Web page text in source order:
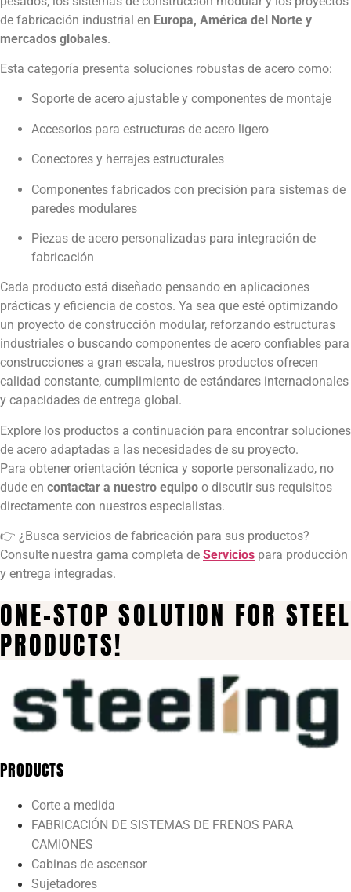
de fabricación industrial en Europa, América del Norte y
mercados globales.
Esta categoría presenta soluciones robustas de acero como:
Soporte de acero ajustable y componentes de montaje
Accesorios para estructuras de acero ligero
Conectores y herrajes estructurales
Componentes fabricados con precisión para sistemas de
paredes modulares
Piezas de acero personalizadas para integración de
fabricación
Cada producto está diseñado pensando en aplicaciones
prácticas y eficiencia de costos. Ya sea que esté optimizando
un proyecto de construcción modular, reforzando estructuras
industriales o buscando componentes de acero confiables para
construcciones a gran escala, nuestros productos ofrecen
calidad constante, cumplimiento de estándares internacionales
y capacidades de entrega global.
Explore los productos a continuación para encontrar soluciones
de acero adaptadas a las necesidades de su proyecto.
Para obtener orientación técnica y soporte personalizado, no
dude en contactar a nuestro equipo o discutir sus requisitos
directamente con nuestros especialistas.
👉 ¿Busca servicios de fabricación para sus productos?
Consulte nuestra gama completa de Servicios para producción
y entrega integradas.
ONE-STOP SOLUTION FOR STEEL
PRODUCTS!
PRODUCTS
Corte a medida
FABRICACIÓN DE SISTEMAS DE FRENOS PARA
CAMIONES
Cabinas de ascensor
Sujetadores